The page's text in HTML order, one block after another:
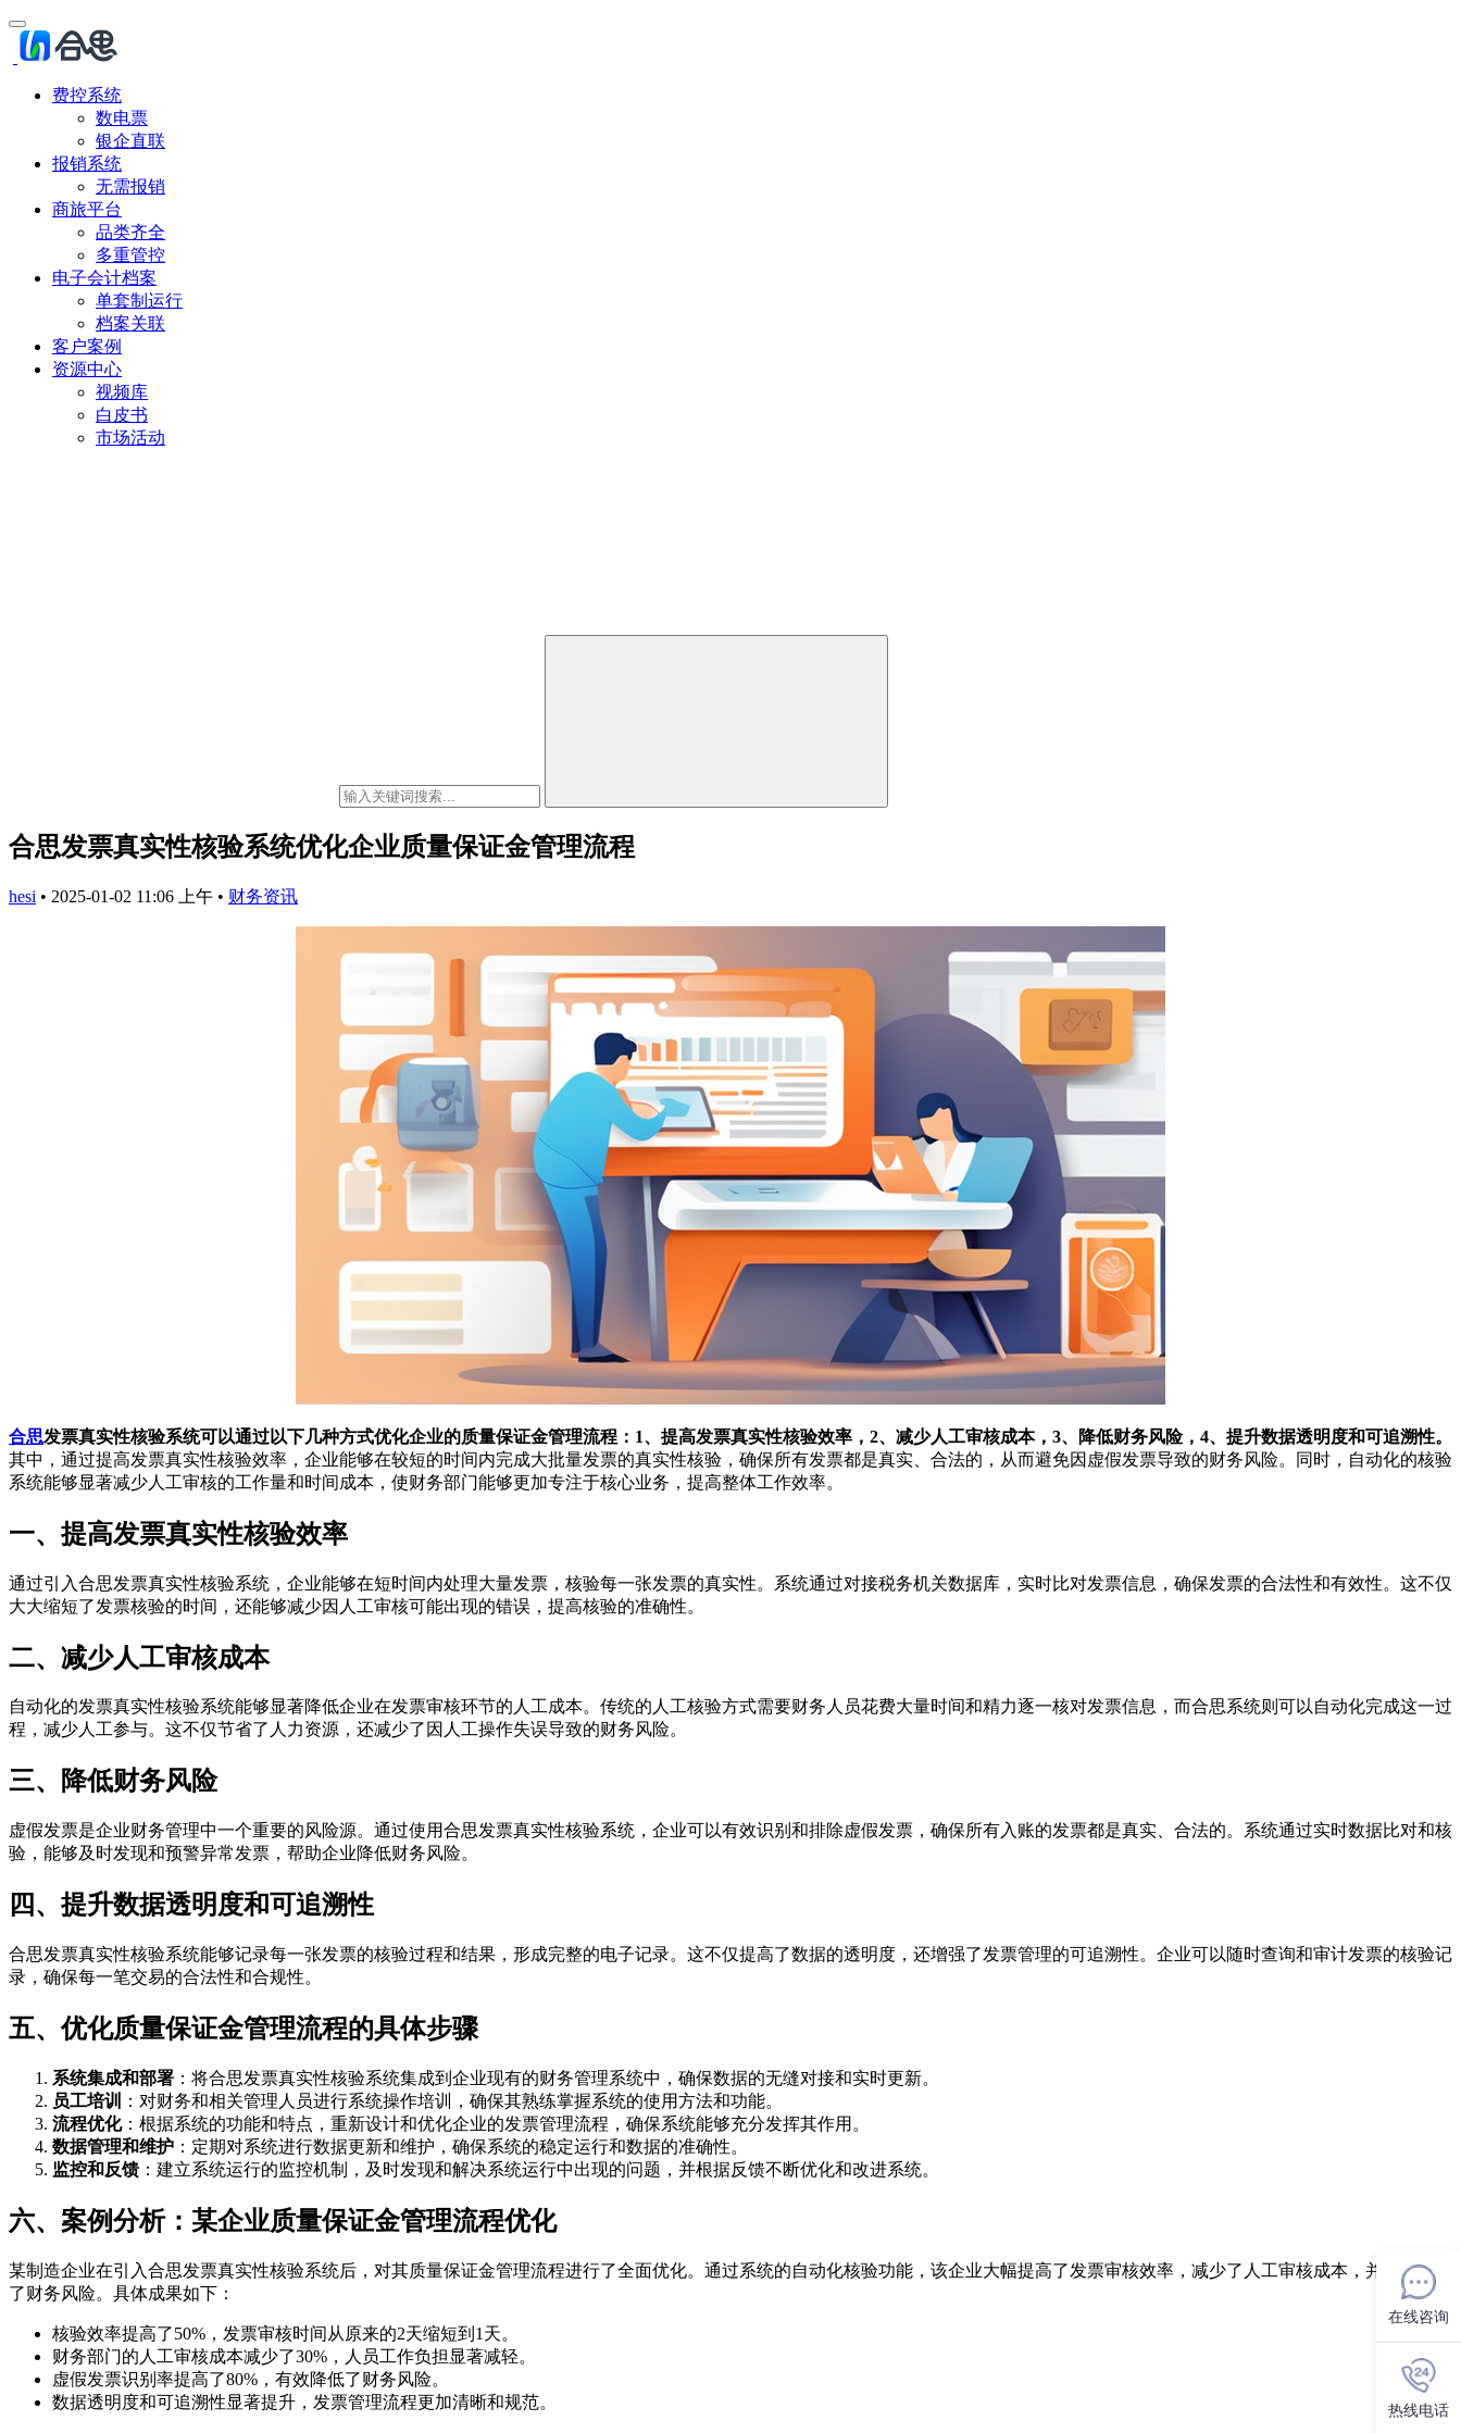
费控系统
数电票
银企直联
报销系统
无需报销
商旅平台
品类齐全
多重管控
电子会计档案
单套制运行
档案关联
客户案例
资源中心
视频库
白皮书
市场活动
合思发票真实性核验系统优化企业质量保证金管理流程
hesi • 2025-01-02 11:06 上午 • 财务资讯
合思发票真实性核验系统可以通过以下几种方式优化企业的质量保证金管理流程：1、提高发票真实性核验效率，2、减少人工审核成本，3、降低财务风险，4、提升数据透明度和可追溯性。
其中，通过提高发票真实性核验效率，企业能够在较短的时间内完成大批量发票的真实性核验，确保所有发票都是真实、合法的，从而避免因虚假发票导致的财务风险。同时，自动化的核验
系统能够显著减少人工审核的工作量和时间成本，使财务部门能够更加专注于核心业务，提高整体工作效率。
一、提高发票真实性核验效率
通过引入合思发票真实性核验系统，企业能够在短时间内处理大量发票，核验每一张发票的真实性。系统通过对接税务机关数据库，实时比对发票信息，确保发票的合法性和有效性。这不仅
大大缩短了发票核验的时间，还能够减少因人工审核可能出现的错误，提高核验的准确性。
二、减少人工审核成本
自动化的发票真实性核验系统能够显著降低企业在发票审核环节的人工成本。传统的人工核验方式需要财务人员花费大量时间和精力逐一核对发票信息，而合思系统则可以自动化完成这一过
程，减少人工参与。这不仅节省了人力资源，还减少了因人工操作失误导致的财务风险。
三、降低财务风险
虚假发票是企业财务管理中一个重要的风险源。通过使用合思发票真实性核验系统，企业可以有效识别和排除虚假发票，确保所有入账的发票都是真实、合法的。系统通过实时数据比对和核
验，能够及时发现和预警异常发票，帮助企业降低财务风险。
四、提升数据透明度和可追溯性
合思发票真实性核验系统能够记录每一张发票的核验过程和结果，形成完整的电子记录。这不仅提高了数据的透明度，还增强了发票管理的可追溯性。企业可以随时查询和审计发票的核验记
录，确保每一笔交易的合法性和合规性。
五、优化质量保证金管理流程的具体步骤
系统集成和部署 ：将合思发票真实性核验系统集成到企业现有的财务管理系统中，确保数据的无缝对接和实时更新。
员工培训
：对财务和相关管理人员进行系统操作培训，确保其熟练掌握系统的使用方法和功能。
流程优化：根据系统的功能和特点，重新设计和优化企业的发票管理流程，确保系统能够充分发挥其作用。
数据管理和维护 ：定期对系统进行数据更新和维护，确保系统的稳定运行和数据的准确性。
监控和反馈 ：建立系统运行的监控机制，及时发现和解决系统运行中出现的问题，并根据反馈不断优化和改进系统。
六、案例分析：某企业质量保证金管理流程优化
某制造企业在引入合思发票真实性核验系统后，对其质量保证金管理流程进行了全面优化。通过系统的自动化核验功能，该企业大幅提高了发票审核效率，减少了人工审核成本，并显著降低
了财务风险。具体成果如下：
核验效率提高了50%，发票审核时间从原来的2天缩短到1天。
财务部门的人工审核成本减少了30%，人员工作负担显著减轻。
虚假发票识别率提高了80%，有效降低了财务风险。
数据透明度和可追溯性显著提升，发票管理流程更加清晰和规范。
在线咨询
热线电话